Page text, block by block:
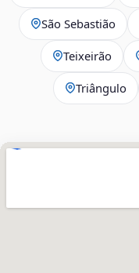
São Sebastião
Teixeirão
Triângulo